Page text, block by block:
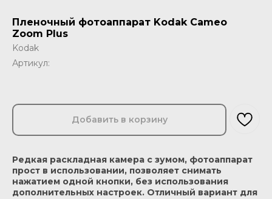
Пленочный фотоаппарат Kodak Cameo
Zoom Plus
Kodak
Артикул:
Добавить в корзину
Редкая раскладная камера с зумом, фотоаппарат
прост в использовании, позволяет снимать
нажатием одной кнопки, без использования
дополнительных настроек. Отличный вариант для